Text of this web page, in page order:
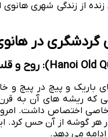
از زندگی شهری
در
باریک و پیچ در پیچ و
که ریشه های آن به قرن
اختصاص داشت.
هر گوشه از آن حس کرد.
ادامه می دهد.